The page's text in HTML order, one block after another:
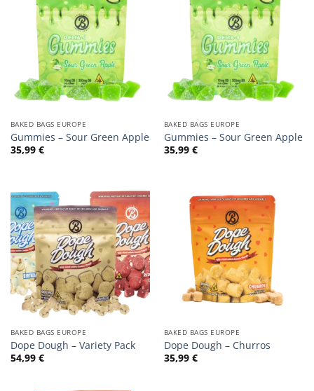
BAKED BAGS EUROPE
Gummies – Sour Green Apple
35,99 €
BAKED BAGS EUROPE
Gummies – Sour Green Apple
35,99 €
BAKED BAGS EUROPE
Dope Dough – Variety Pack
54,99 €
BAKED BAGS EUROPE
Dope Dough – Churros
35,99 €